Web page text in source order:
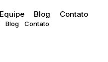
Equipe Blog Contato
Blog Contato